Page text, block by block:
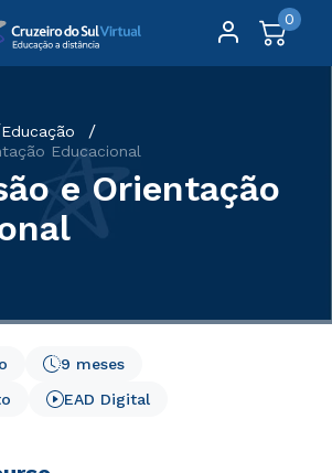
0
Educação
Educacional
e Orientação
9 meses
EAD Digital